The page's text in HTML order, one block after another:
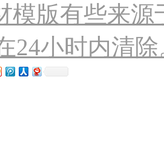
模版有些来
24小时内清